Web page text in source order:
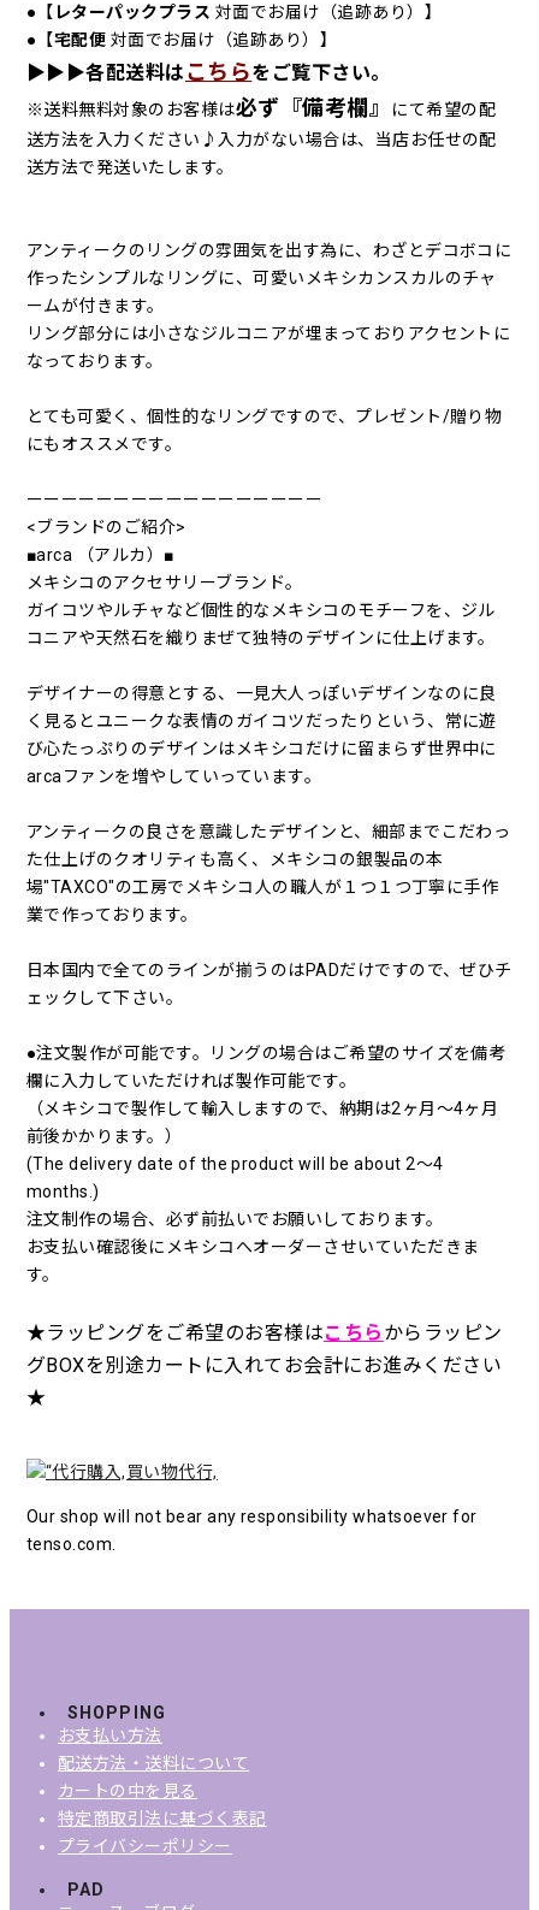
●【 レターパックプラス 対面でお届け（追跡あり）】
●【宅配便 対面でお届け（追跡あり）】
▶︎▶︎▶︎各配送料は こちらをご覧下さい。
※送料無料対象のお客様は必ず『備考欄』
にて希望の配
送方法を入力ください♪入力がない場合は、当店お任せの配
送方法で発送いたします。
アンティークのリングの雰囲気を出す為に、わざとデコボコに
作ったシンプルなリングに、可愛いメキシカンスカルのチャ
ームが付きます。
リング部分には小さなジルコニアが埋まっておりアクセントに
なっております。
とても可愛く、個性的なリングですので、プレゼント/贈り物
にもオススメです。
ーーーーーーーーーーーーーーーーー
<ブランドのご紹介>
■arca （アルカ）■
メキシコのアクセサリーブランド。
ガイコツやルチャなど個性的なメキシコのモチーフを、ジル
コニアや天然石を織りまぜて独特のデザインに仕上げます。
デザイナーの得意とする、一見大人っぽいデザインなのに良
く見るとユニークな表情のガイコツだったりという、常に遊
び心たっぷりのデザインはメキシコだけに留まらず世界中に
arcaファンを増やしていっています。
アンティークの良さを意識したデザインと、細部までこだわっ
た仕上げのクオリティも高く、メキシコの銀製品の本
場"TAXCO"の工房でメキシコ人の職人が１つ１つ丁寧に手作
業で作っております。
日本国内で全てのラインが揃うのはPADだけですので、ぜひチ
ェックして下さい。
●注文製作が可能です。リングの場合はご希望のサイズを備考
欄に入力していただければ製作可能です。
（メキシコで製作して輸入しますので、納期は2ヶ月～4ヶ月
前後かかります。）
(The delivery date of the product will be about 2～4
months.)
注文制作の場合、必ず前払いでお願いしております。
お支払い確認後にメキシコへオーダーさせいていただきま
す。
★ラッピングをご希望のお客様はこちら からラッピン
グBOXを別途カートに入れてお会計にお進みください
★
Our shop will not bear any responsibility whatsoever for
tenso.com.
SHOPPING
お支払い方法
配送方法・送料について
カートの中を見る
特定商取引法に基づく表記
プライバシーポリシー
PAD